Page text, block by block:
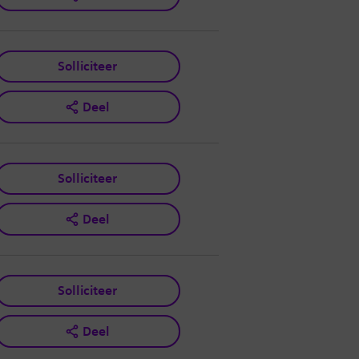
Solliciteer
Deel
Solliciteer
Deel
Solliciteer
Deel